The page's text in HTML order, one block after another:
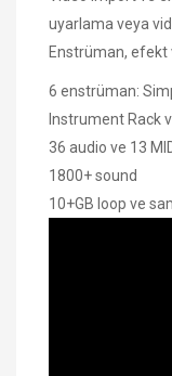
uyarlama veya
Enstrüman, efekt
6 enstrüman:
Instrument Rack
36 audio ve 13
1800+ sound
10+GB loop ve